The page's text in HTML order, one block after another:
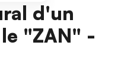
d'un
"ZAN" -